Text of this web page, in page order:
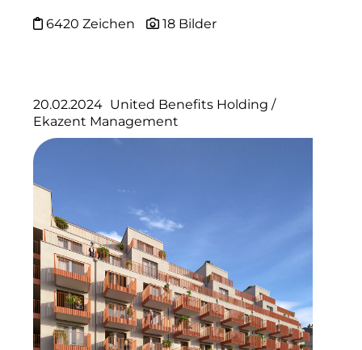
Malerei & Auftragsmalerei Nikolaus Kriese
Münchner Wohnen
National Center for Waste Management
Neue Mitte Fürth
Neuhausen Neudenken
Optima_Hammer
PAULUS Immobiliengruppe
6420 Zeichen 18 Bilder
20.02.2024 United Benefits Holding /
Ekazent Management